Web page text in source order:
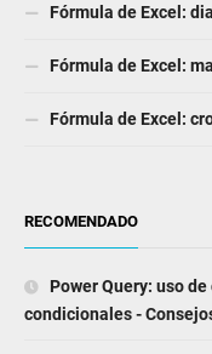
Fórmula de Excel:
Fórmula de Excel:
Fórmula de Excel:
RECOMENDADO
Power Query: uso
condicionales -